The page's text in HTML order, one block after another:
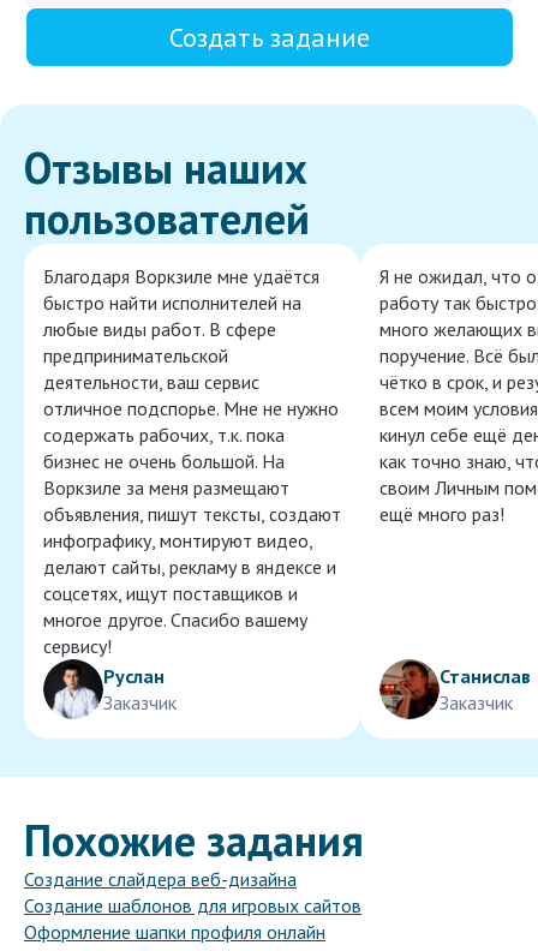
Создать задание
Отзывы наших
пользователей
Благодаря Воркзиле мне удаётся
быстро найти исполнителей на
любые виды работ. В сфере
предпринимательской
деятельности, ваш сервис
отличное подспорье. Мне не нужно
содержать рабочих, т.к. пока
бизнес не очень большой. На
Воркзиле за меня размещают
объявления, пишут тексты, создают
инфографику, монтируют видео,
делают сайты, рекламу в яндексе и
соцсетях, ищут поставщиков и
многое другое. Спасибо вашему
сервису!
Руслан
Заказчик
Я не ожидал, что
работу так
много желающих
поручение. Всё
чётко в срок, и
всем моим
кинул себе ещё
как точно знаю,
своим Личным
ещё много раз!
Станислав
Заказчик
Похожие задания
Создание слайдера веб-дизайна
Создание шаблонов для игровых сайтов
Оформление шапки профиля онлайн